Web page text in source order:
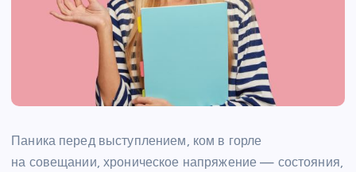
Паника перед выступлением, ком в горле
на совещании, хроническое напряжение — состояния,